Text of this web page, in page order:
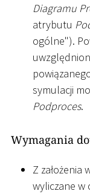
Diagramu
atrybutu
ogólne").
symulacji
Podproces.
Wymagania
Z
wyliczane w